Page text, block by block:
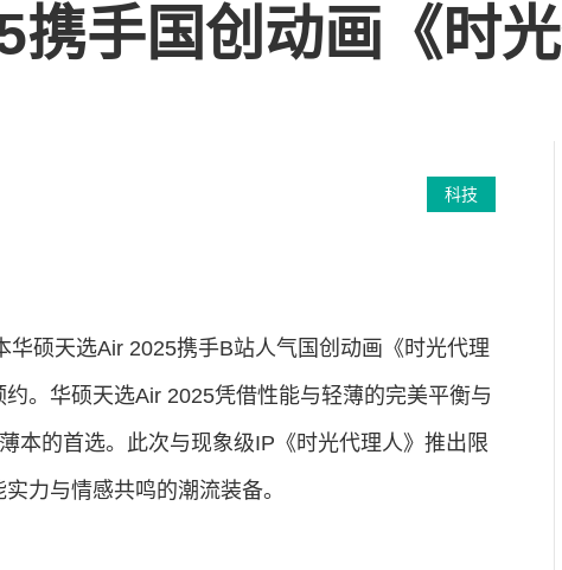
手国创动画《时
科技
硕天选Air 2025携手B站人气国创动画《时光代理
。华硕天选Air 2025凭借性能与轻薄的完美平衡与
本的首选。此次与现象级IP《时光代理人》推出限
力与情感共鸣的潮流装备。